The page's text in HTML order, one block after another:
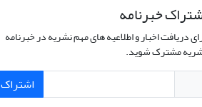
خبرنامه
دریافت اخبار و اطلاعیه های مهم نشریه در خبرنامه
مشترک شوید.
اشتراک